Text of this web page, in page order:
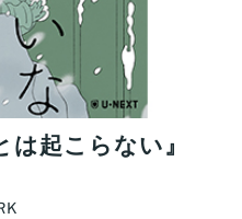
は起こらない』